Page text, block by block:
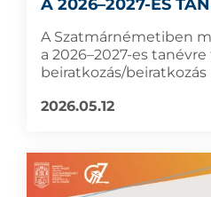
A 2026–2027-ES
A Szatmárnémetiben
a 2026–2027-es
beiratkozás/
2026.05.12